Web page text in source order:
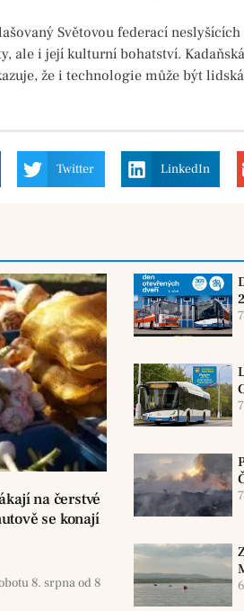
Světovou federací
ale i její kulturní bohatství.
že i technologie může být
Twitter LinkedIn
na čerstvé
se konají
8. srpna od 8
i